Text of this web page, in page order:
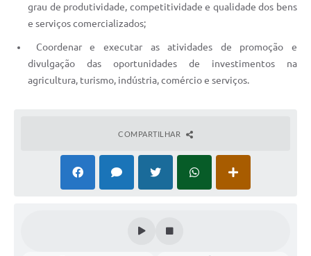
grau de produtividade, competitividade e qualidade dos bens
e serviços comercializados;
Coordenar e executar as atividades de promoção e
divulgação das oportunidades de investimentos na
agricultura, turismo, indústria, comércio e serviços.
COMPARTILHAR